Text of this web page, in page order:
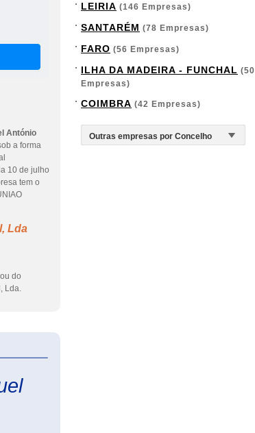
António
a forma
10 de julho
tem o
Lda
do
Lda.
LEIRIA (146 Empresas)
SANTARÉM (78 Empresas)
FARO (56 Empresas)
ILHA DA MADEIRA - FUNCHAL (50
Empresas)
COIMBRA (42 Empresas)